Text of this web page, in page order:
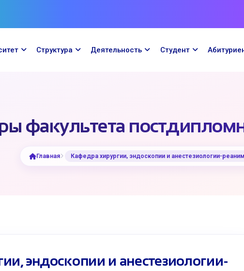
Структура Деятельность Cтудент
факультета
Главная Кафедра хирургии, эндоскопии и анестезиологии-
эндоскопии и анестезиологии-